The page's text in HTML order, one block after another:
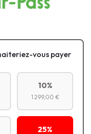
vous payer
10%
1 299,00 €
25%